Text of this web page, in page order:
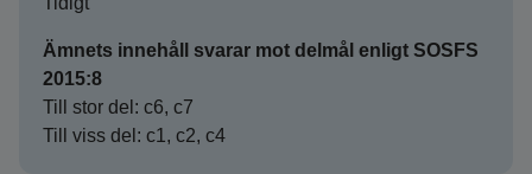
Ämnets innehåll svarar mot delmål enligt SOSFS
2015:8
Till stor del: c6, c7
Till viss del: c1, c2, c4